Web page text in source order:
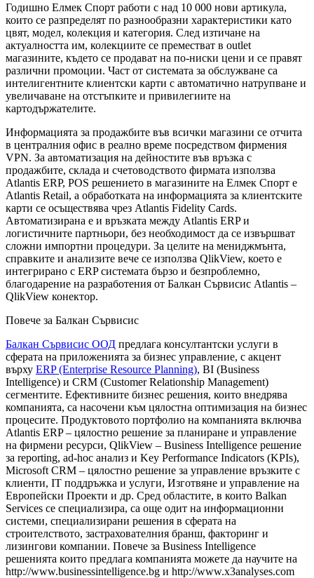
Годишно Елмек Спорт работи с над 10 000 нови артикула,
които се разпределят по разнообразни характеристики като
цвят, модел, колекция и категория. След изтичане на
актуалността им, колекциите се преместват в outlet
магазините, където се продават на по-ниски цени и се правят
различни промоции. Част от системата за обслужване са
интелигентните клиентски карти с автоматично натрупване и
увеличаване на отстъпките и привилегиите на
картодържателите.
Информацията за продажбите във всички магазини се отчита
в централния офис в реално време посредством фирмения
VPN. За автоматизация на дейностите във връзка с
продажбите, склада и счетоводството фирмата използва
Atlantis ERP, POS решението в магазините на Елмек Спорт е
Atlantis Retail, а обработката на информацията за клиентските
карти се осъществява чрез Atlantis Fidelity Cards.
Автоматизирана е и връзката между Atlantis ERP и
логистичните партньори, без необходимост да се извършват
сложни импортни процедури. За целите на мениджмънта,
справките и анализите вече се използва QlikView, което е
интегрирано с ERP системата бързо и безпроблемно,
благодарение на разработения от Балкан Сървисис Atlantis –
QlikView конектор.
Повече за Балкан Сървисис
Балкан Сървисис ООД предлага консултантски услуги в
сферата на приложенията за бизнес управление, с акцент
върху ERP (Enterprise Resource Planning), BI (Business
Intelligence) и CRM (Customer Relationship Management)
сегментите. Ефективните бизнес решения, които внедрява
компанията, са насочени към цялостна оптимизация на бизнес
процесите. Продуктовото портфолио на компанията включва
Atlantis ERP – цялостно решение за планиране и управление
на фирмени ресурси, QlikView – Business Intelligence решение
за reporting, ad-hoc анализ и Key Performance Indicators (KPIs),
Microsoft CRM – цялостно решение за управление връзките с
клиенти, IT поддръжка и услуги, Изготвяне и управление на
Европейски Проекти и др. Сред областите, в които Balkan
Services се специализира, са още одит на информационни
системи, специализирани решения в сферата на
строителството, застрахователния бранш, факторинг и
лизингови компании. Повече за Business Intelligence
решенията които предлага компанията можете да научите на
http://www.businessintelligence.bg и http://www.x3analyses.com